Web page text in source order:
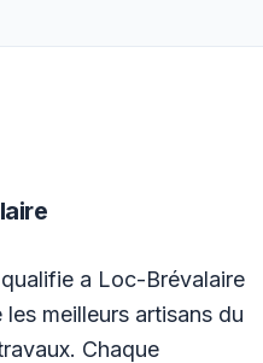
a Loc-Brévalaire
meilleurs artisans du
Chaque